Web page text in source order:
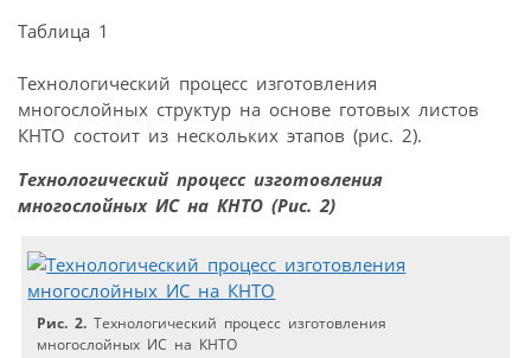
Таблица 1
Технологический процесс изготовления
многослойных структур на основе готовых листов
КНТО состоит из нескольких этапов (рис. 2).
Технологический процесс изготовления
многослойных ИС на КНТО (Рис. 2)
Рис. 2. Технологический процесс изготовления
многослойных ИС на КНТО